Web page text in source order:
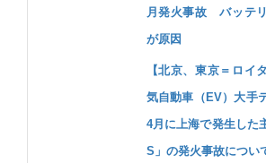
月発火事故 バッテ
が原因
【北京、東京＝ロイ
気自動車（EV）大手
4月に上海で発生した
S」の発火事故につい